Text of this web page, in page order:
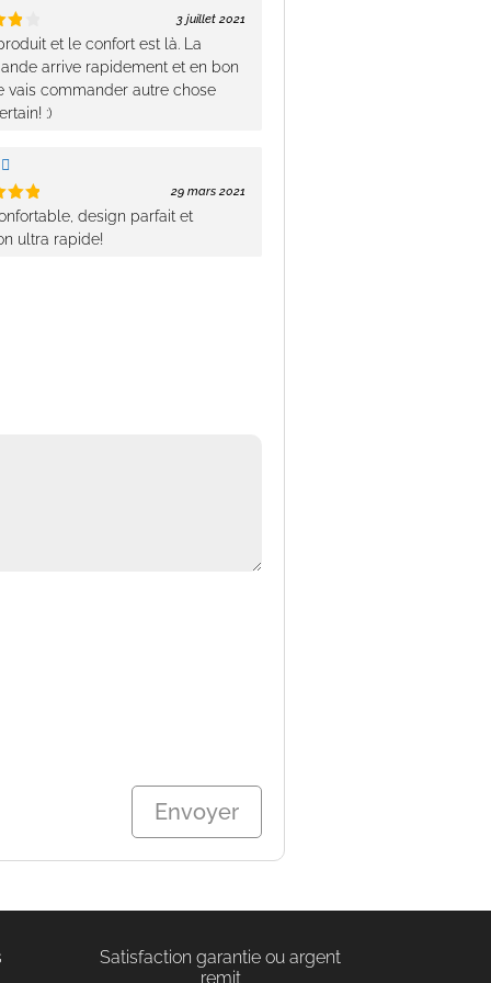
3 juillet 2021
et le confort est là. La
arrive rapidement et en bon
vais commander autre chose
:)
29 mars 2021
design parfait et
ultra rapide!
Satisfaction garantie ou argent
remit